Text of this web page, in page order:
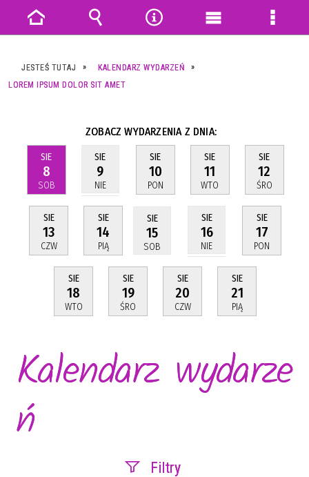
JESTEŚ TUTAJ
KALENDARZ WYDARZEŃ
LOREM IPSUM DOLOR SIT AMET
ZOBACZ WYDARZENIA Z DNIA:
SIE
8
SOB
SIE
9
NIE
SIE
10
PON
SIE
11
WTO
SIE
12
ŚRO
SIE
13
CZW
SIE
14
PIĄ
SIE
15
SOB
SIE
16
NIE
SIE
17
PON
SIE
18
WTO
SIE
19
ŚRO
SIE
20
CZW
SIE
21
PIĄ
Kalendarz wydarze
ń
Filtry
Strona
główna
Wyszukiwarka
NarzędziaMenu
Menu